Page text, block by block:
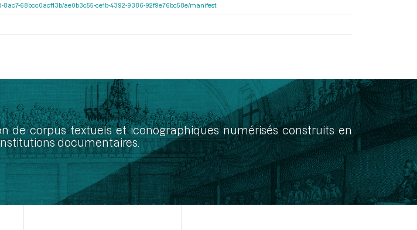
8ac7-68bcc0acf13b/ae0b3c55-ce1b-4392-9386-92f9e76bc58e/manifest
de corpus textuels et iconographiques numérisés construits en
documentaires.